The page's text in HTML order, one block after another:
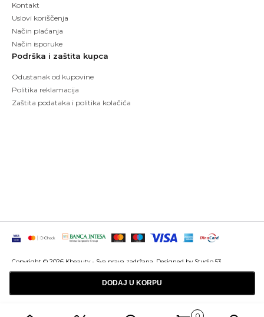
DODAJ U KORPU
Kontakt
Uslovi koriščenja
Način plaćanja
Način isporuke
Podrška i zaštita kupca
Odustanak od kupovine
Politika reklamacija
Zaštita podataka i politika kolačića
Copyright © 2026 Kbeauty - Sva prava zadržana. Designed by Studio 53
Maintenanced by
Izrada sajtova SEO optimizacija